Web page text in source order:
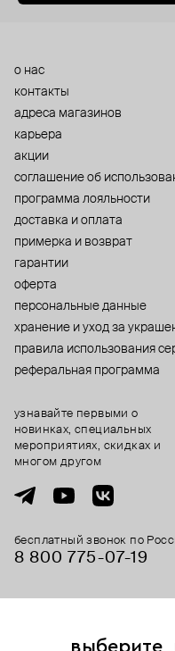
о нас
контакты
адреса магазинов
карьера
акции
cоглашение об
программа лояльности
доставка и оплата
примерка и возврат
гарантии
оферта
персональные данные
хранение и уход за
правила использования
реферальная программа
бесплатный звонок по
8 800 775⁠-07⁠-19
узнавайте первыми о
новинках, специальных
мероприятиях, скидках и
многом другом
выберите,